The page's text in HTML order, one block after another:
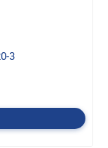
3